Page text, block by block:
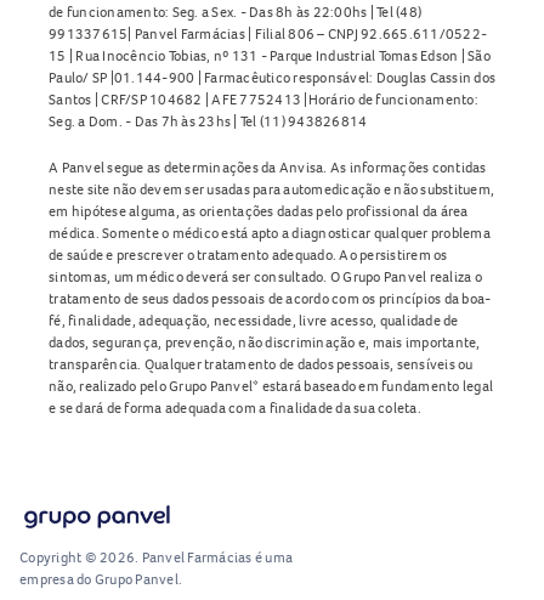
de funcionamento: Seg. a Sex. - Das 8h às 22:00hs | Tel (48)
991337615| Panvel Farmácias | Filial 806 – CNPJ 92.665.611/0522-
15 | Rua Inocêncio Tobias, nº 131 - Parque Industrial Tomas Edson | São
Paulo/ SP |01.144-900 | Farmacêutico responsável: Douglas Cassin dos
Santos | CRF/SP 104682 | AFE 7752413 |Horário de funcionamento:
Seg. a Dom. - Das 7h às 23hs | Tel (11) 943826814
A Panvel segue as determinações da Anvisa. As informações contidas
neste site não devem ser usadas para automedicação e não substituem,
em hipótese alguma, as orientações dadas pelo profissional da área
médica. Somente o médico está apto a diagnosticar qualquer problema
de saúde e prescrever o tratamento adequado. Ao persistirem os
sintomas, um médico deverá ser consultado. O Grupo Panvel realiza o
tratamento de seus dados pessoais de acordo com os princípios da boa-
fé, finalidade, adequação, necessidade, livre acesso, qualidade de
dados, segurança, prevenção, não discriminação e, mais importante,
transparência. Qualquer tratamento de dados pessoais, sensíveis ou
não, realizado pelo Grupo Panvel* estará baseado em fundamento legal
e se dará de forma adequada com a finalidade da sua coleta.
Copyright © 2026. Panvel Farmácias é uma
empresa do Grupo Panvel.